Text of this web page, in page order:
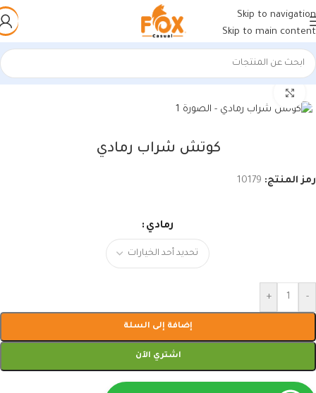
Skip to navigation
Skip to main content
الرئيسية/أحذية رجالي/كوتشي رجالي
كوتش شراب رمادي
رمز المنتج: 10179
رمادي
-
+
إضافة إلى السلة
اشتري الآن